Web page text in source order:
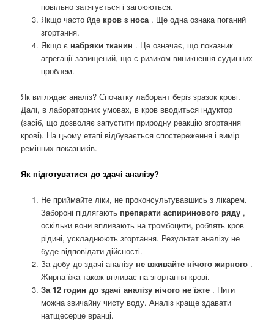
повільно затягується і загоюються.
Якщо часто йде кров з носа . Ще одна ознака поганий
згортання.
Якщо є набряки тканин . Це означає, що показник
агрегації завищений, що є ризиком виникнення судинних
проблем.
Як виглядає аналіз? Спочатку лаборант беріз зразок крові.
Далі, в лабораторних умовах, в кров вводиться індуктор
(засіб, що дозволяє запустити природну реакцію згортання
крові). На цьому етапі відбувається спостереження і вимір
ремінних показників.
Як підготуватися до здачі аналізу?
Не приймайте ліки, не проконсультувавшись з лікарем.
Забороні підлягають препарати аспиринового ряду ,
оскільки вони впливають на тромбоцити, роблять кров
рідині, ускладнюють згортання. Результат аналізу не
буде відповідати дійсності.
За добу до здачі аналізу не вживайте нічого жирного .
Жирна їжа також впливає на згортання крові.
За 12 годин до здачі аналізу нічого не їжте . Пити
можна звичайну чисту воду. Аналіз краще здавати
натщесерце вранці.